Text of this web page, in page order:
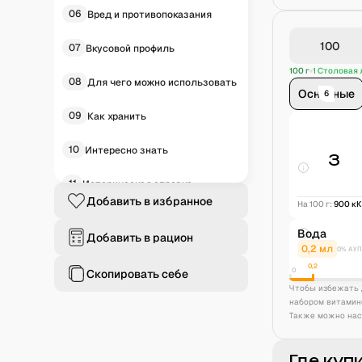
06 Вред и противопоказания
07 Вкусовой профиль
08 Для чего можно использовать
09 Как хранить
10 Интересно знать
11 Историческая справка
Добавить в избранное
Добавить в рацион
Скопировать себе
100 г 1 Столовая
Основные
6
3
На 100 г: 900
Вода
0,2 мл 0%
0 0,2
Чтобы избежать
набором
Также можно